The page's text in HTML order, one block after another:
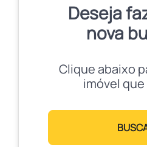
Deseja
nova
Clique abaixo
imóvel